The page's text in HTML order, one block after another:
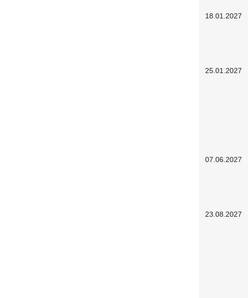
18.01.2027
25.01.2027
07.06.2027
23.08.2027